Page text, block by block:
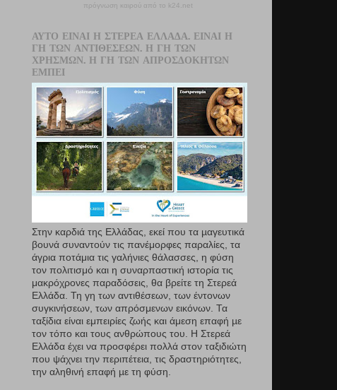
πρόγνωση καιρού από το k24.net
ΑΥΤΌ ΕΊΝΑΙ Η ΣΤΕΡΕΆ ΕΛΛΆΔΑ. ΕΊΝΑΙ Η
ΓΗ ΤΩΝ ΑΝΤΙΘΈΣΕΩΝ. Η ΓΗ ΤΩΝ
ΧΡΗΣΜΏΝ. Η ΓΗ ΤΩΝ ΑΠΡΟΣΔΌΚΗΤΩΝ
ΕΜΠΕΙ
Στην καρδιά της Ελλάδας, εκεί που τα µαγευτικά
βουνά συναντούν τις πανέμορφες παραλίες, τα
άγρια ποτάμια τις γαλήνιες θάλασσες, η φύση
τον πολιτισμό και η συναρπαστική ιστορία τις
μακρόχρονες παραδόσεις, θα βρείτε τη Στερεά
Ελλάδα. Τη γη των αντιθέσεων, των έντονων
συγκινήσεων, των απρόσμενων εικόνων. Τα
ταξίδια είναι εμπειρίες ζωής και άμεση επαφή µε
τον τόπο και τους ανθρώπους του. Η Στερεά
Ελλάδα έχει να προσφέρει πολλά στον ταξιδιώτη
που ψάχνει την περιπέτεια, τις δραστηριότητες,
την αληθινή επαφή µε τη φύση.